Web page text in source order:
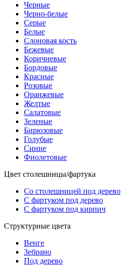
Черные
Черно-белые
Серые
Белые
Слоновая кость
Бежевые
Коричневые
Бордовые
Красные
Розовые
Оранжевые
Желтые
Салатовые
Зеленые
Бирюзовые
Голубые
Синие
Фиолетовые
Цвет столешницы/фартука
Со столешницей под дерево
С фартуком под дерево
С фартуком под кирпич
Структурные цвета
Венге
Зебрано
Под дерево